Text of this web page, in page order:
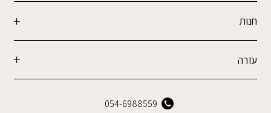
חנות
עזרה
054-6988559